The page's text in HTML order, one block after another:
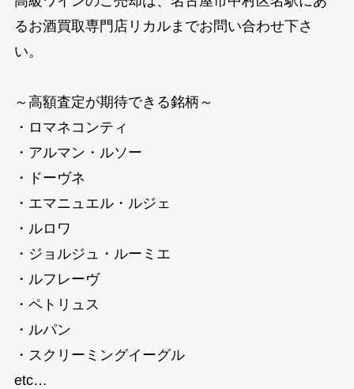
るお酒買取専門店リカルまでお問い合わせ下さ
い。
～高額査定が期待できる銘柄～
・ロマネコンティ
・アルマン・ルソー
・ドーヴネ
・エマニュエル・ルジェ
・ルロワ
・ジョルジュ・ルーミエ
・ルフレーヴ
・ペトリュス
・ルパン
・スクリーミングイーグル
etc…